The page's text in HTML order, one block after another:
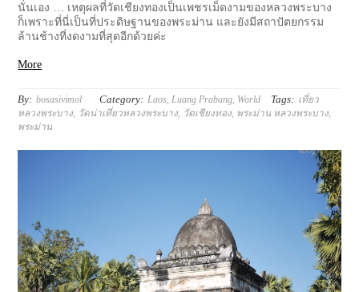
นั่นเอง … เหตุผลที่วัดเชียงทองเป็นเพชรเม็ดงามของหลวงพระบาง
ก็เพราะที่นี่เป็นที่ประดิษฐานของพระม่าน และยังมีสถาปัตยกรรม
ล้านช้างที่งดงามที่สุดอีกด้วยค่ะ
More
By: bosasivimol Category: Laos Luang Prabang World Tags: เที่ยว
หลวงพระบาง, วัดน่าเที่ยวหลวงพระบาง, วัดเชียงทอง, พระม่าน หลวงพระบาง,
พระม่าน